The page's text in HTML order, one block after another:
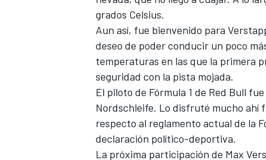
grados Celsius.
Aun así, fue bienvenido para
deseo de poder conducir un poco
temperaturas en las que la primera
seguridad con la pista mojada.
El piloto de Fórmula 1 de Red Bull
Nordschleife. Lo disfruté mucho ahí
respecto al reglamento actual de la
declaración político-deportiva.
La próxima participación de Max